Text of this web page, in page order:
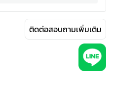
ติดต่อสอบถามเพิ่มเติม